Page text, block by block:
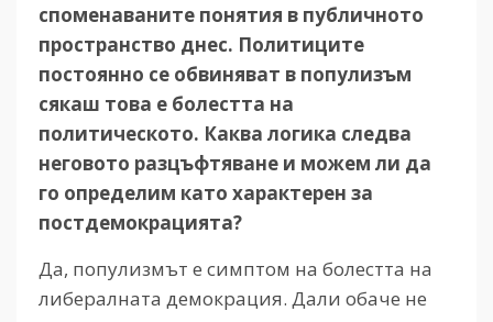
споменаваните понятия в публичното
пространство днес. Политиците
постоянно се обвиняват в популизъм
сякаш това е болестта на
политическото. Каква логика следва
неговото разцъфтяване и можем ли да
го определим като характерен за
постдемокрацията?
Да, популизмът е симптом на болестта на
либералната демокрация. Дали обаче не